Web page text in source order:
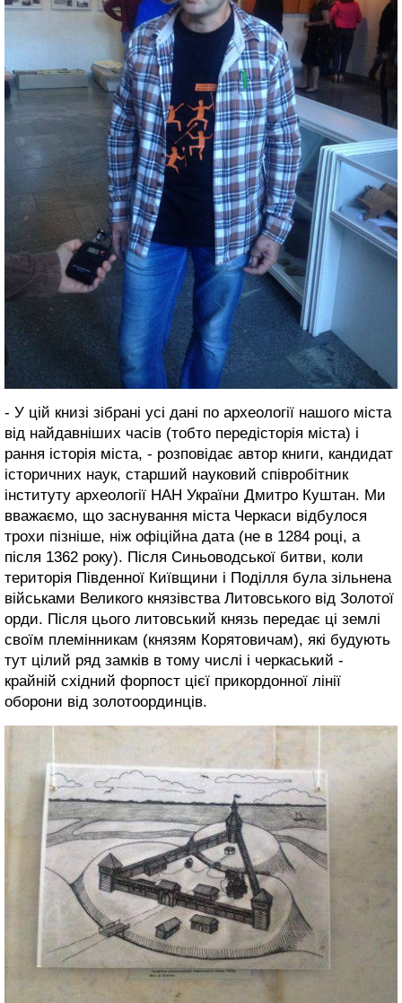
- У цій книзі зібрані усі дані по археології нашого міста
від найдавніших часів (тобто передісторія міста) і
рання історія міста, - розповідає автор книги, кандидат
історичних наук, старший науковий співробітник
інституту археології НАН України Дмитро Куштан. Ми
вважаємо, що заснування міста Черкаси відбулося
трохи пізніше, ніж офіційна дата (не в 1284 році, а
після 1362 року). Після Синьоводської битви, коли
територія Південної Київщини і Поділля була зільнена
військами Великого князівства Литовського від Золотої
орди. Після цього литовський князь передає ці землі
своїм племінникам (князям Корятовичам), які будують
тут цілий ряд замків в тому числі і черкаський -
крайній східний форпост цієї прикордонної лінії
оборони від золотоординців.